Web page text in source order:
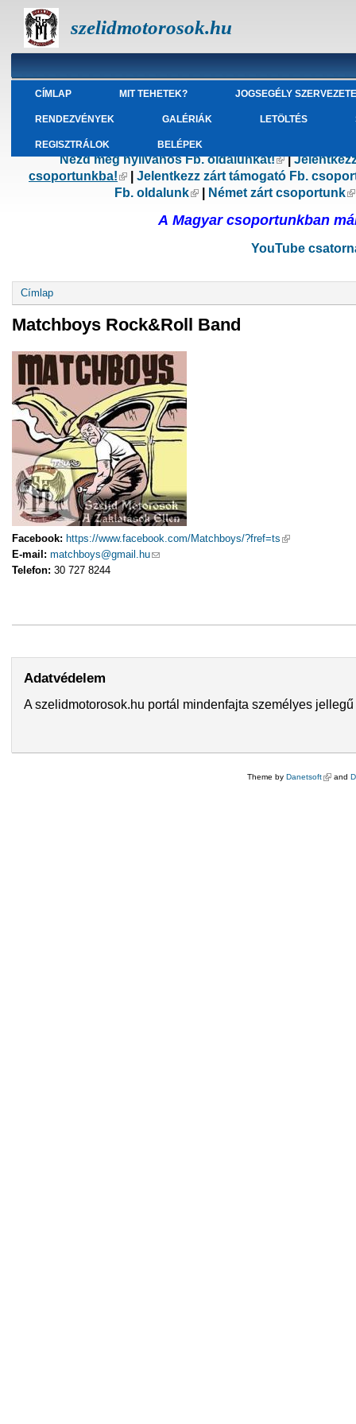
szelidmotorosok.hu
CÍMLAP MIT TEHETEK? JOGSEGÉLY
RENDEZVÉNYEK GALÉRIÁK LETÖLTÉS
REGISZTRÁLOK BELÉPEK
Nézd meg nyilvános Fb. oldalunkat!(külső
|
csoportunkba!(külső hivatkozás)
Jelentkezz zárt támogató Fb.
Fb. oldalunk(külső hivatkozás)
Német zárt csoportunk
A Magyar csoportunkban
YouTube
Jelenlegi hely
Címlap
Matchboys Rock&Roll Band
Facebook: https://www.facebook.com/Matchboys/?fref=ts (külső
E-mail: matchboys@gmail.hu(link sends e-mail)
Telefon: 30 727 8244
Adatvédelem
A szelidmotorosok.hu portál mindenfajta személyes
Theme by Danetsoft(külső
and